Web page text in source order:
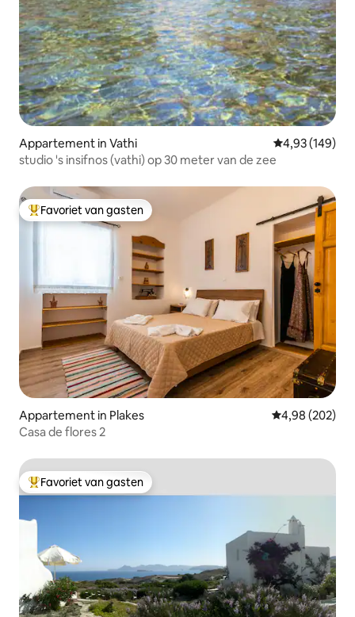
Appartement in Vathi Gemiddelde
4,93 (149)
studio 's insifnos (vathi) op 30 meter van de zee
Topfavoriet van gasten
Favoriet van gasten
Appartement in Plakes Gemiddelde
4,98 (202)
Casa de flores 2
Topfavoriet van gasten
Favoriet van gasten